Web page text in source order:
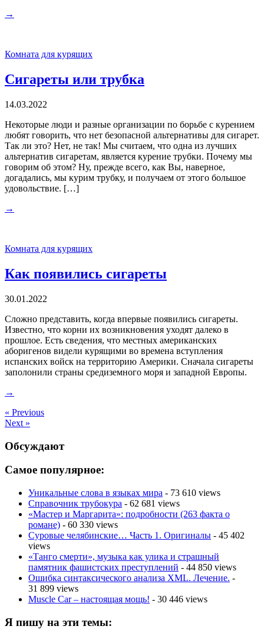
→
Комната для курящих
Сигареты или трубка
14.03.2022
Некоторые люди и разные организации по борьбе с курением
любят говорить, что нет безопасной альтернативы для сигарет.
Так ли это? Нет, не так! Мы считаем, что одна из лучших
альтернатив сигаретам, является курение трубки. Почему мы
говорим об этом? Ну, прежде всего, как Вы, наверное,
догадались, мы курим трубку, и получаем от этого большое
удовольствие. […]
→
Комната для курящих
Как появились сигареты
30.01.2022
Сложно представить, когда впервые появились сигареты.
Известно, что корни их возникновения уходят далеко в
прошлое. Есть сведения, что местных американских
аборигенов видели курящими во времена вступления
испанских войск на территорию Америки. Сначала сигареты
заполонили страны средиземного моря и западной Европы.
→
« Previous
Next »
Обсуждают
Самое популярное:
Уникальные слова в языках мира - 73 610 views
Справочник трубокура - 62 681 views
«Мастер и Маргарита»: подробности (263 факта о
романе) - 60 330 views
Суровые челябинские… Часть 1. Оригиналы - 45 402
views
«Танго смерти», музыка как улика и страшный
памятник фашистских преступлений - 44 850 views
Ошибка синтаксического анализа XML. Лечение. -
31 899 views
Muscle Car – настоящая мощь! - 30 446 views
Я пишу на эти темы: